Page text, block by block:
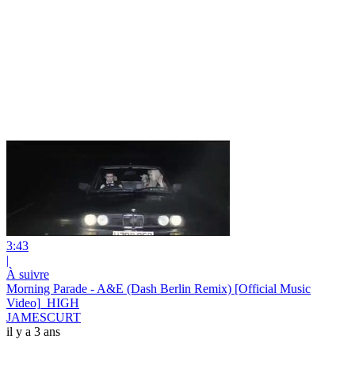
3:43
|
À suivre
Morning Parade - A&E (Dash Berlin Remix) [Official Music
Video]_HIGH
JAMESCURT
il y a 3 ans